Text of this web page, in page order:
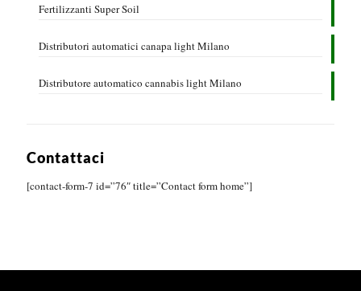
Fertilizzanti Super Soil
Distributori automatici canapa light Milano
Distributore automatico cannabis light Milano
Contattaci
[contact-form-7 id=”76″ title=”Contact form home”]